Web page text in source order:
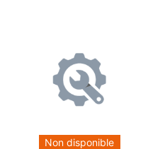
Non disponible